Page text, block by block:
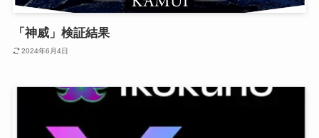
「神威」検証結果
2024年6月4日